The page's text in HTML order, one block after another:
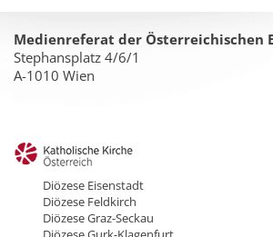
Medienreferat der Österreichischen
Stephansplatz 4/6/1
A-1010 Wien
Diözese Eisenstadt
Diözese Feldkirch
Diözese Graz-Seckau